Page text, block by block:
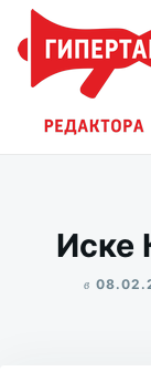
Перейти
содержимому
Искать:
Иске
в